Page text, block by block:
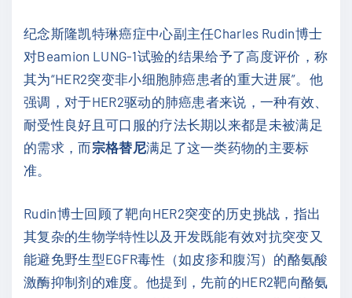
纪念斯隆凯特琳癌症中心副主任Charles Rudin博士
对Beamion LUNG-1试验的结果给予了高度评价，称
其为“HER2突变非小细胞肺癌患者的重大进展”。他
强调，对于HER2驱动的肺癌患者来说，一种有效、
耐受性良好且可口服的疗法长期以来都是未被满足
的需求，而宗格替尼满足了这一类药物的主要标
准。
Rudin博士回顾了靶向HER2突变的历史挑战，指出
其复杂的生物学特性以及开发既能有效对抗突变又
能避免野生型EGFR毒性（如皮疹和腹泻）的酪氨酸
激酶抑制剂的难度。他提到，先前的HER2靶向酪氨